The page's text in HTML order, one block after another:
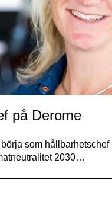
på Derome
som
2030…